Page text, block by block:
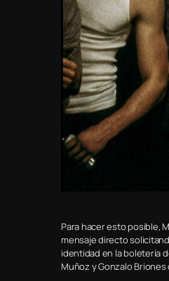
Para hacer esto posible,
mensaje directo
identidad en la boletería
Muñoz y Gonzalo